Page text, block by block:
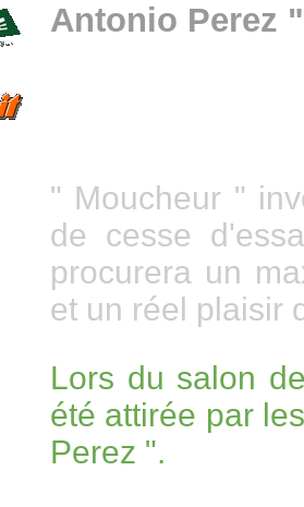
Antonio Perez "
" Moucheur "
de cesse
procurera un
et un réel plaisir
Lors du salon
été attirée par
Perez ".